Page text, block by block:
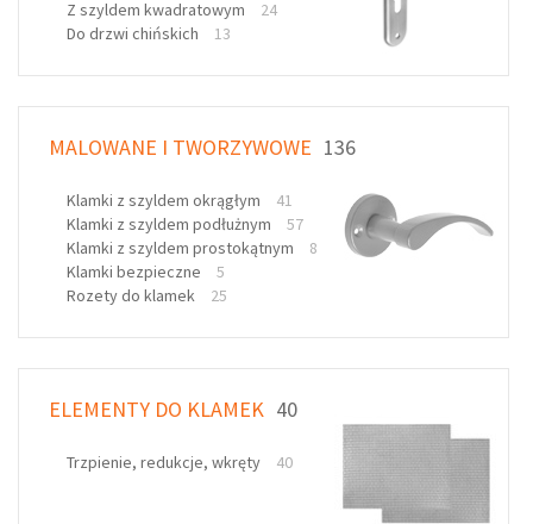
Z szyldem kwadratowym
24
Do drzwi chińskich
13
MALOWANE I TWORZYWOWE 136
Klamki z szyldem okrągłym
41
Klamki z szyldem podłużnym
57
Klamki z szyldem prostokątnym
8
Klamki bezpieczne
5
Rozety do klamek
25
ELEMENTY DO KLAMEK 40
Trzpienie, redukcje, wkręty 40